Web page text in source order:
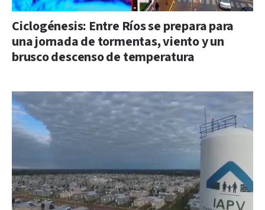
Ciclogénesis: Entre Ríos se prepara para
una jornada de tormentas, viento y un
brusco descenso de temperatura